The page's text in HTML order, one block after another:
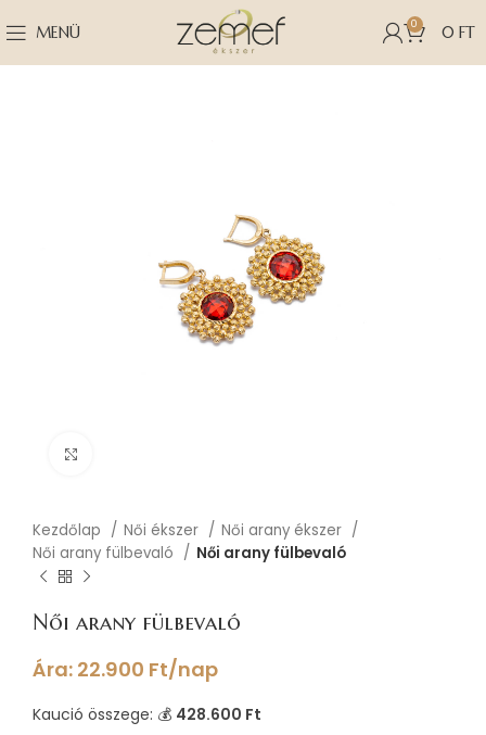
MENÜ 0 0 FT
Kezdőlap Női ékszer
Női arany ékszer
Női arany fülbevaló
Női arany fülbevaló
Női arany fülbevaló
Ára: 22.900 Ft/nap
Kaució összege: 💰 428.600 Ft